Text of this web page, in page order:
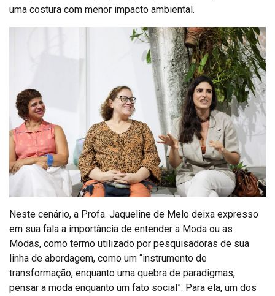
uma costura com menor impacto ambiental.
Neste cenário, a Profa. Jaqueline de Melo deixa expresso
em sua fala a importância de entender a Moda ou as
Modas, como termo utilizado por pesquisadoras de sua
linha de abordagem, como um “instrumento de
transformação, enquanto uma quebra de paradigmas,
pensar a moda enquanto um fato social”. Para ela, um dos